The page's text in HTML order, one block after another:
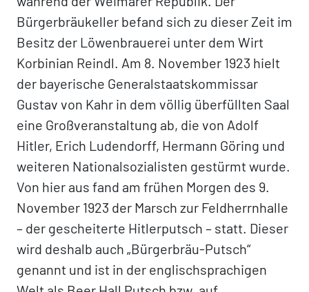
Bürgerbräukeller befand sich zu dieser Zeit im
Besitz der Löwenbrauerei unter dem Wirt
Korbinian Reindl. Am 8. November 1923 hielt
der bayerische Generalstaatskommissar
Gustav von Kahr in dem völlig überfüllten Saal
eine Großveranstaltung ab, die von Adolf
Hitler, Erich Ludendorff, Hermann Göring und
weiteren Nationalsozialisten gestürmt wurde.
Von hier aus fand am frühen Morgen des 9.
November 1923 der Marsch zur Feldherrnhalle
– der gescheiterte Hitlerputsch – statt. Dieser
wird deshalb auch „Bürgerbräu-Putsch“
genannt und ist in der englischsprachigen